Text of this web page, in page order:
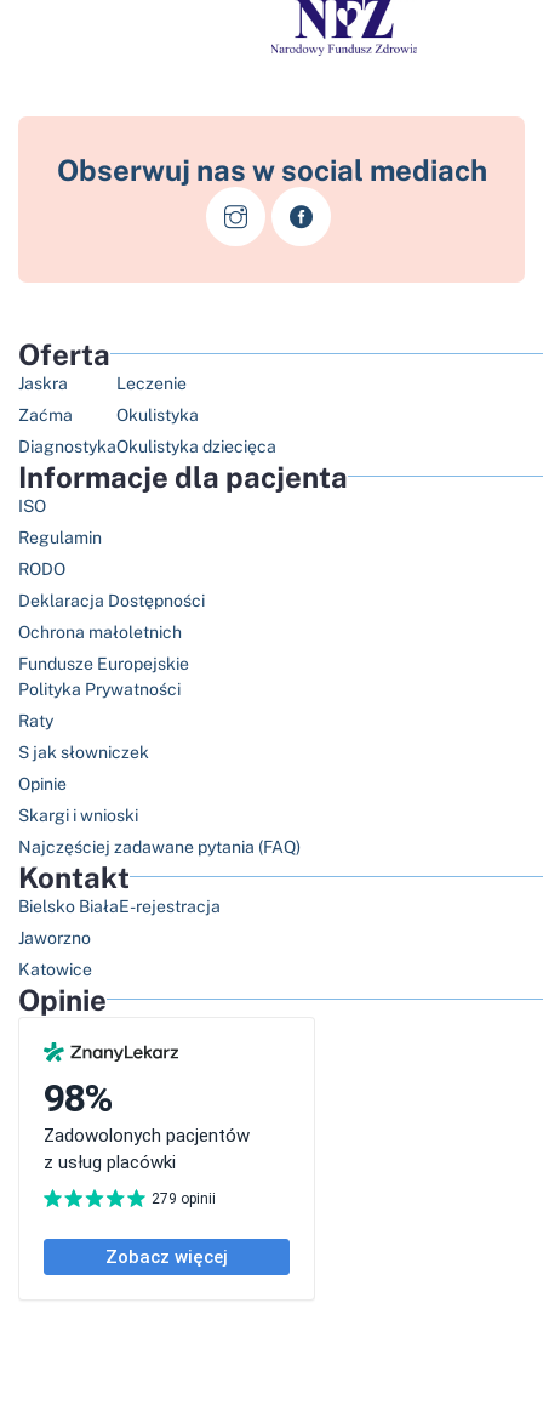
Obserwuj nas w social mediach
Oferta
Jaskra
Zaćma
Diagnostyka
Leczenie
Okulistyka
Okulistyka dziecięca
Informacje dla pacjenta
ISO
Regulamin
RODO
Deklaracja Dostępności
Ochrona małoletnich
Fundusze Europejskie
Polityka Prywatności
Raty
S jak słowniczek
Opinie
Skargi i wnioski
Najczęściej zadawane pytania (FAQ)
Kontakt
Bielsko Biała
Jaworzno
Katowice
E-rejestracja
Opinie